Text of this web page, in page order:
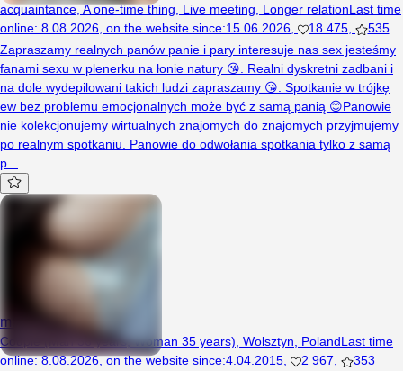
acquaintance,A one-time thing Live meeting Longer relationLast time
online: 8.08.2026 on the website since:15.06.2026 18 475
535
Zapraszamy realnych panów panie i pary interesuje nas sex jesteśmy
fanami sexu w plenerku na łonie natury 😘. Realni dyskretni zadbani i
na dole wydepilowani takich ludzi zapraszamy 😘. Spotkanie w trójkę
ew bez problemu emocjonalnych może być z samą panią 😊Panowie
nie kolekcjonujemy wirtualnych znajomych do znajomych przyjmujemy
po realnym spotkaniu. Panowie do odwołania spotkania tylko z samą
p...
mali07
Couple (Man 36 years, Woman 35 years), Wolsztyn, PolandLast time
online:8.08.2026,on the website since:4.04.2015, 2 967,
353